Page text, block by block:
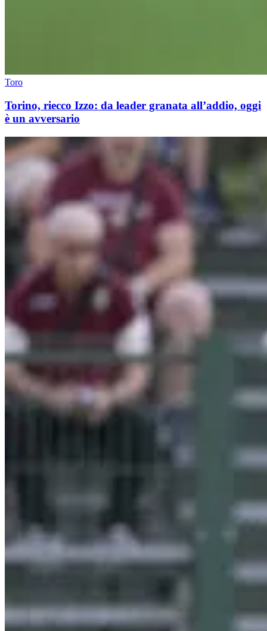
Toro
Torino, riecco Izzo: da leader granata all’addio, oggi
è un avversario